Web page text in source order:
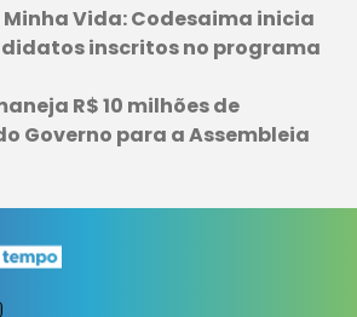
Vida: Codesaima inicia
inscritos no programa
R$ 10 milhões de
Governo para a Assembleia